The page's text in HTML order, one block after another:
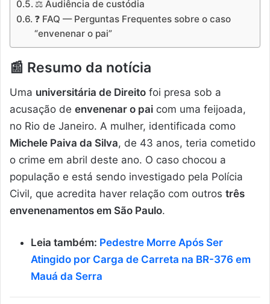
⚖️ Audiência de custódia
❓ FAQ — Perguntas Frequentes sobre o caso
“envenenar o pai”
📰 Resumo da notícia
Uma universitária de Direito foi presa sob a
acusação de envenenar o pai com uma feijoada,
no Rio de Janeiro. A mulher, identificada como
Michele Paiva da Silva, de 43 anos, teria cometido
o crime em abril deste ano. O caso chocou a
população e está sendo investigado pela Polícia
Civil, que acredita haver relação com outros três
envenenamentos em São Paulo.
Leia também: Pedestre Morre Após Ser
Atingido por Carga de Carreta na BR-376 em
Mauá da Serra